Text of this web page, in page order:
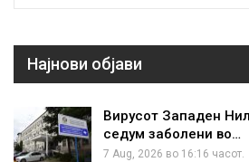
Најнови објави
Вирусот Западен
седум заболени во…
7 Aug, 2026 во 16:16 часот.